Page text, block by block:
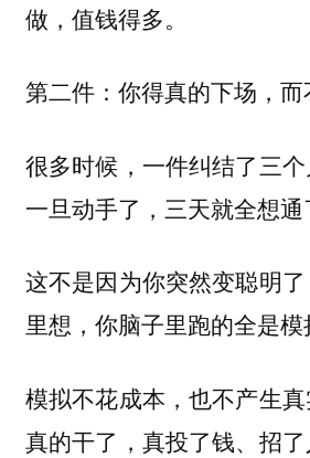
做，值钱得多。
第二件：你得真的下场，而
很多时候，一件纠结了三个
一旦动手了，三天就全想通
这不是因为你突然变聪明
里想，你脑子里跑的全是模
模拟不花成本，也不产生
真的干了，真投了钱、招了